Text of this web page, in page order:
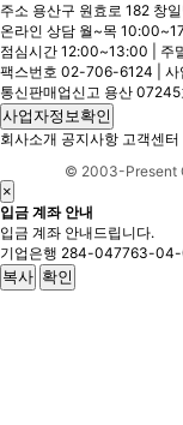
주소 용산구 원효로 182 창
온라인 상담 월~목
점심시간 12:00~13:00 | 주
팩스번호 02-706-6124 |
통신판매업신고 용산 07245
사업자정보확인
회사소개 공지사항 고객센터
© 2003-Present
×
입금 계좌 안내
입금 계좌 안내드립니다.
기업은행 284-047763-04-
복사 확인